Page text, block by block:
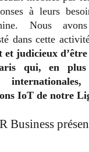
à leurs
Nous
dans cette
judicieux d’être
qui, en plus
IoT de notre
Business